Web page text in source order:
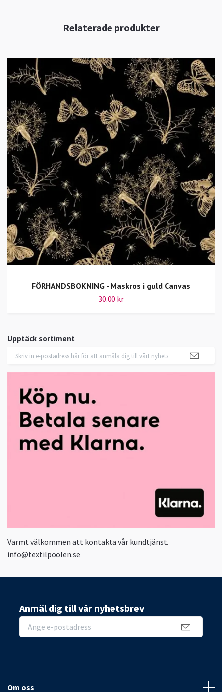
Upptäck sortiment
Varmt välkommen att kontakta vår kundtjänst.
info@textilpoolen.se
FÖRHANDSBOKNING - Maskros i guld Canvas
30.00 kr
Anmäl dig till vår nyhetsbrev
Om oss